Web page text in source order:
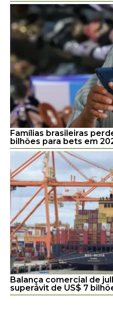
Famílias brasileiras
bilhões para bets em
Balança comercial de
superávit de US$ 7